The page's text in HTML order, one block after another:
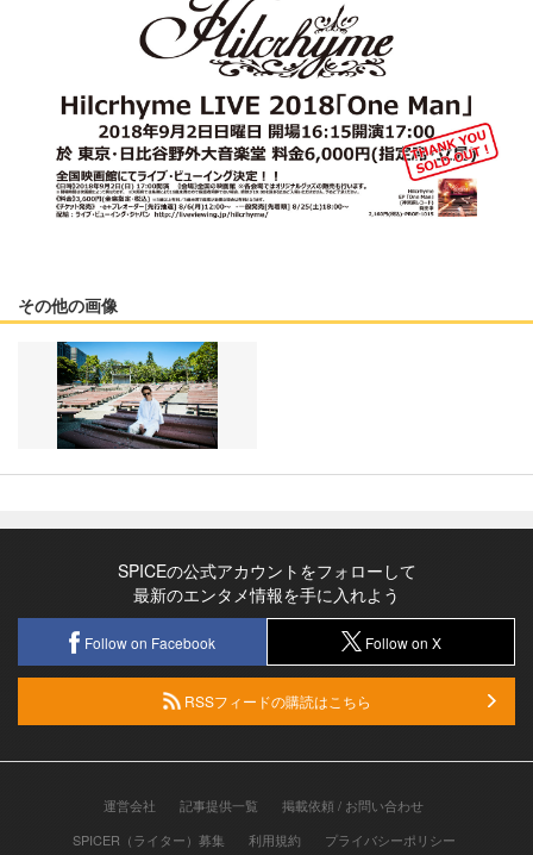
その他の画像
SPICEの公式アカウントをフォローして
最新のエンタメ情報を手に入れよう
Follow on Facebook Follow on X
RSSフィードの購読はこちら
運営会社 記事提供一覧
掲載依頼 / お問い合わせ
SPICER（ライター）募集
利用規約 プライバシーポリシー